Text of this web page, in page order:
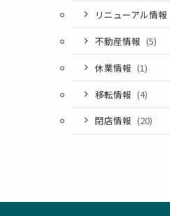
リニューアル情報
不動産情報 (5)
休業情報 (1)
移転情報 (4)
閉店情報 (20)